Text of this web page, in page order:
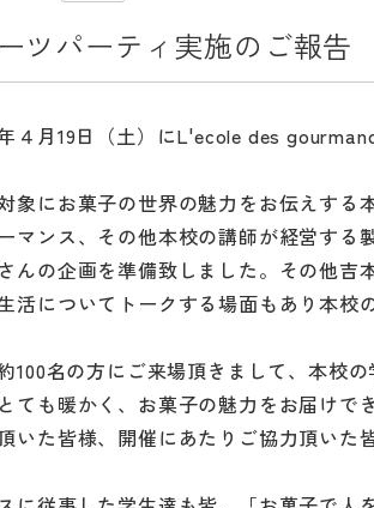
ツパーティ実施のご報告
４月19日（土）にL'ecole des
象にお菓子の世界の魅力をお伝えする
マンス、その他本校の講師が経営する
んの企画を準備致しました。その他
活についてトークする場面もあり本校
100名の方にご来場頂きまして、本校
ても暖かく、お菓子の魅力をお届けで
いた皆様、開催にあたりご協力頂いた